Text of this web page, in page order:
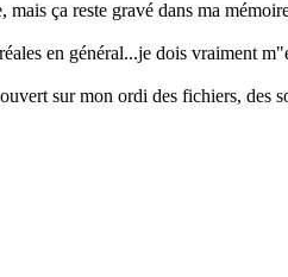
ça reste gravé dans ma
en général...je dois vraiment
sur mon ordi des fichiers, des